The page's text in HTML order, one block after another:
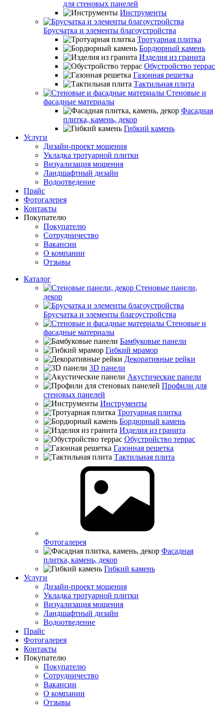
для стеновых панелей
Инструменты
Брусчатка и элементы благоустройства
Тротуарная плитка
Бордюрный камень
Изделия из гранита
Обустройство террас
Газонная решетка
Тактильная плита
Стеновые и
фасадные материалы
Фасадная
плитка, камень, декор
Гибкий камень
Услуги
Дизайн-проект мощения
Укладка тротуарной плитки
Визуализация мощения
Ландшафтный дизайн
Водоотведение
Прайс
Фотогалерея
Контакты
Покупателю
Покупателю
Сотрудничество
Вакансии
О компании
Отзывы
Каталог
Стеновые панели,
декор
Брусчатка и элементы благоустройства
Стеновые и
фасадные материалы
Бамбуковые панели
Гибкий мрамор
Декоративные рейки
3D панели
Акустические панели
Профили для
стеновых панелей
Инструменты
Тротуарная плитка
Бордюрный камень
Изделия из гранита
Обустройство террас
Газонная решетка
Тактильная плита
Фотогалерея
Фасадная
плитка, камень, декор
Гибкий камень
Услуги
Дизайн-проект мощения
Укладка тротуарной плитки
Визуализация мощения
Ландшафтный дизайн
Водоотведение
Прайс
Фотогалерея
Контакты
Покупателю
Покупателю
Сотрудничество
Вакансии
О компании
Отзывы